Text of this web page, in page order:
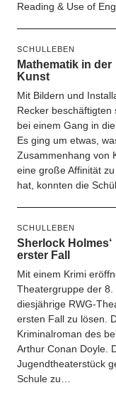
Reading & Use of
SCHULLEBEN
Mathematik in der
Kunst
Mit Bildern und
Recker
bei einem Gang in
Es ging um etwas,
Zusammenhang von
eine große Affinität
hat, konnten die
SCHULLEBEN
Sherlock Holmes‘
erster Fall
Mit einem Krimi
Theatergruppe der
diesjährige RWG-
ersten Fall zu lösen.
Kriminalroman des
Arthur Conan Doyle.
Jugendtheaterstück
Schule zu…